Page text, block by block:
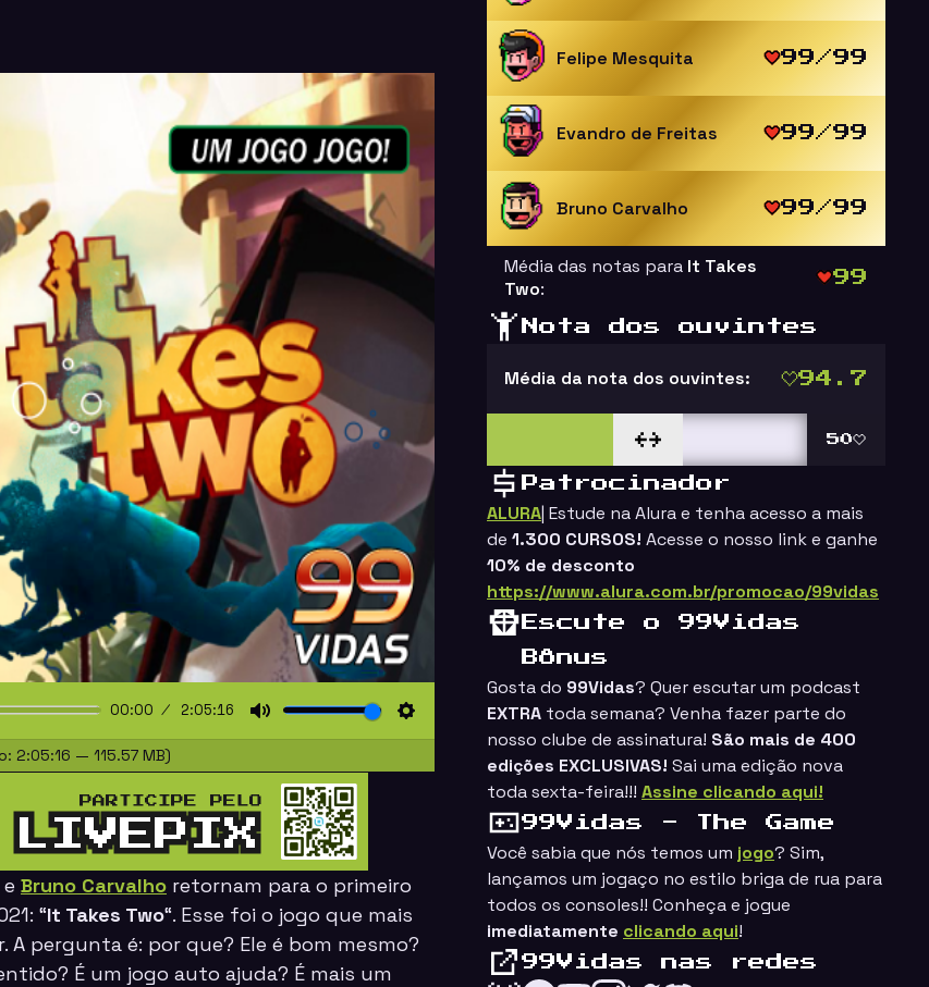
00:00 2:05:16
Mute Settings
2:05:16 — 115.57 MB)
e Bruno Carvalho retornam para o primeiro
“It Takes Two“. Esse foi o jogo que mais
pergunta é: por que? Ele é bom mesmo?
É um jogo auto ajuda? É mais um
Felipe Mesquita 99/99
Evandro de Freitas 99/99
Bruno Carvalho 99/99
Média das notas para It Takes
Two: 99
Nota dos ouvintes
Média da nota dos ouvintes: 94.7
50
Patrocinador
ALURA| Estude naAlurae tenha acesso a mais
de 1.300 CURSOS! Acesse o nosso link e ganhe
10% de desconto
https://www.alura.com.br/promocao/99vidas
Escute o 99Vidas
Bônus
Gosta do 99Vidas? Quer escutar um podcast
EXTRA toda semana? Venha fazer parte do
nosso clube de assinatura! São mais de 400
edições EXCLUSIVAS! Sai uma edição nova
toda sexta-feira!!! Assine clicando aqui!
99Vidas - The Game
Você sabia que nós temos um jogo? Sim,
lançamos um jogaço no estilo briga de rua para
todos os consoles!! Conheça e jogue
imediatamente clicando aqui!
99Vidas nas redes